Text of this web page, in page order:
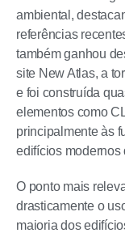
ambiental,
referências
também ganhou
site New Atlas, a
e foi construída
elementos como
principalmente às
edifícios modernos
O ponto mais
drasticamente o
maioria dos